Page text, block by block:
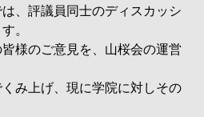
、評議員同士のディスカッシ
。
様のご意見を、山桜会の運営
み上げ、現に学院に対しその